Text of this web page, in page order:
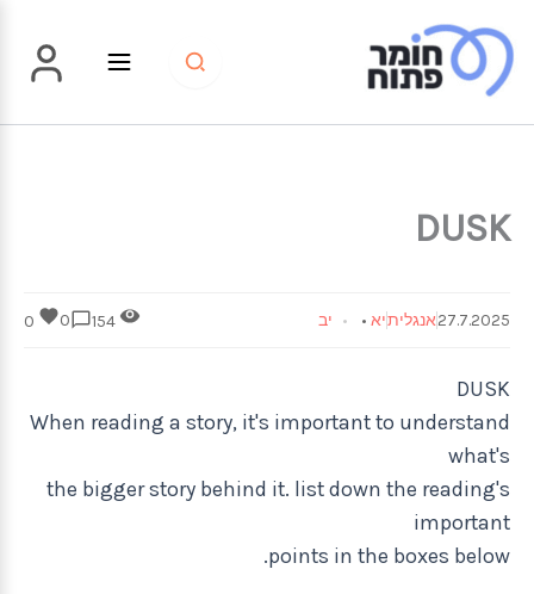
לתוכן
DUSK
27.7.2025אנגליתיא • יב 0
DUSK
When reading a story, it's important to understand
what's
the bigger story behind it. list down the reading's
important
points in the boxes below.